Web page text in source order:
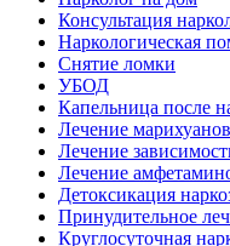
Консультация
Наркологическая
Снятие ломки
УБОД
Капельница после
Лечение
Лечение
Лечение
Детоксикация
Принудительное
Круглосуточная